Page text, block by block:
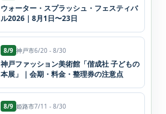
ウォーター・スプラッシュ・フェスティバ
ル2026｜8月1日〜23日
8/9 神戸市6/20 - 8/30
神戸ファッション美術館「偕成社 子どもの
本展」｜会期・料金・整理券の注意点
8/9 姫路市7/11 - 8/30